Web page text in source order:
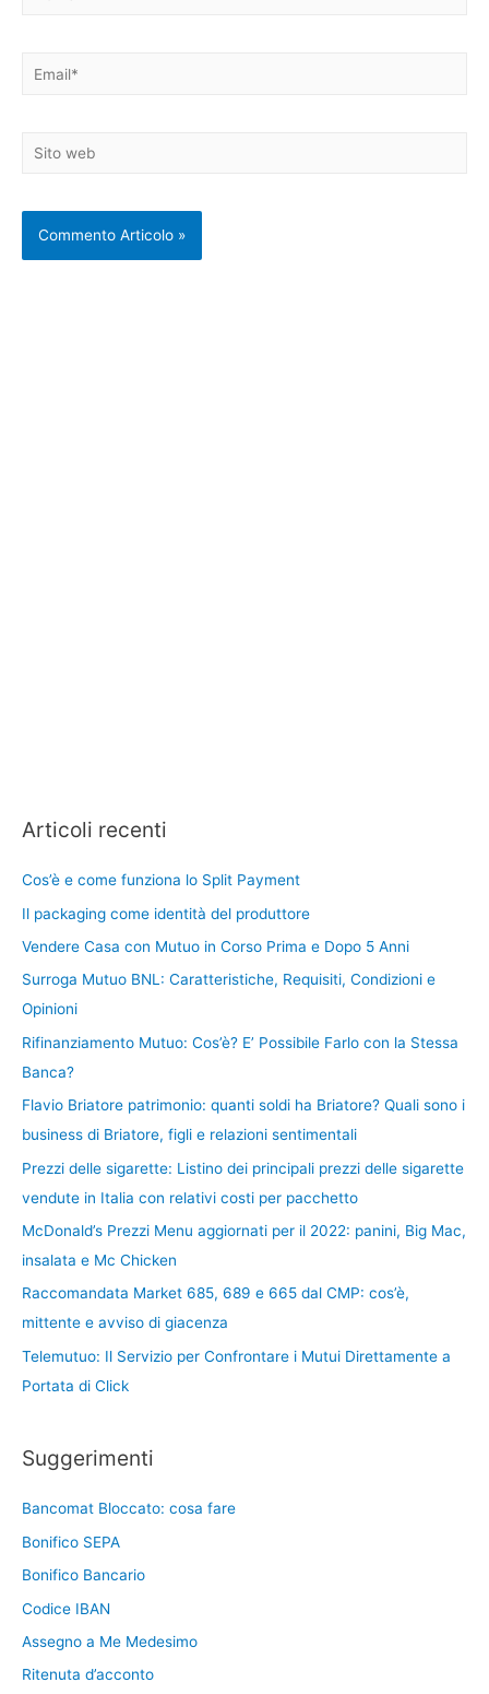
Email*
Sito
Articoli recenti
Cos’è e come funziona lo Split Payment
Il packaging come identità del produttore
Vendere Casa con Mutuo in Corso Prima e Dopo 5 Anni
Surroga Mutuo BNL: Caratteristiche, Requisiti, Condizioni e
Opinioni
Rifinanziamento Mutuo: Cos’è? E’ Possibile Farlo con la Stessa
Banca?
Flavio Briatore patrimonio: quanti soldi ha Briatore? Quali sono i
business di Briatore, figli e relazioni sentimentali
Prezzi delle sigarette: Listino dei principali prezzi delle sigarette
vendute in Italia con relativi costi per pacchetto
McDonald’s Prezzi Menu aggiornati per il 2022: panini, Big Mac,
insalata e Mc Chicken
Raccomandata Market 685, 689 e 665 dal CMP: cos’è,
mittente e avviso di giacenza
Telemutuo: Il Servizio per Confrontare i Mutui Direttamente a
Portata di Click
Suggerimenti
Bancomat Bloccato: cosa fare
Bonifico SEPA
Bonifico Bancario
Codice IBAN
Assegno a Me Medesimo
Ritenuta d’acconto